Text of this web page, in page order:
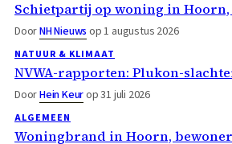
Schietpartij op woning in
DoorNH Nieuws op 1 augustus 2026
NATUUR & KLIMAAT
NVWA-rapporten: Plukon-
DoorHein Keurop 31 juli 2026
ALGEMEEN
Woningbrand in Hoorn,